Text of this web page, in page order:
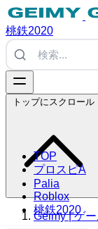
桃鉄2020
TOP
プロスピA
Palia
Roblox
桃鉄2020
トップにスクロール
Geimy | ゲ